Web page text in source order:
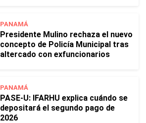
PANAMÁ
Presidente Mulino rechaza el nuevo
concepto de Policía Municipal tras
altercado con exfuncionarios
PANAMÁ
PASE-U: IFARHU explica cuándo se
depositará el segundo pago de
2026